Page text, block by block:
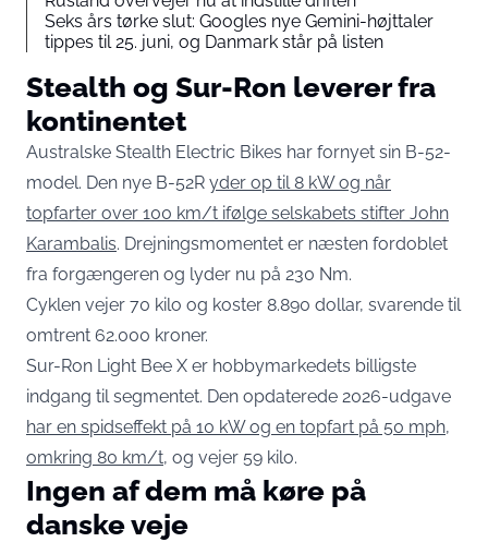
Seks års tørke slut: Googles nye Gemini-højttaler
tippes til 25. juni, og Danmark står på listen
Stealth og Sur-Ron leverer fra
kontinentet
Australske Stealth Electric Bikes har fornyet sin B-52-
model. Den nye B-52R yder op til 8 kW og når
topfarter over 100 km/t ifølge selskabets stifter John
Karambalis. Drejningsmomentet er næsten fordoblet
fra forgængeren og lyder nu på 230 Nm.
Cyklen vejer 70 kilo og koster 8.890 dollar, svarende til
omtrent 62.000 kroner.
Sur-Ron Light Bee X er hobbymarkedets billigste
indgang til segmentet. Den opdaterede 2026-udgave
har en spidseffekt på 10 kW og en topfart på 50 mph,
omkring 80 km/t, og vejer 59 kilo.
Ingen af dem må køre på
danske veje